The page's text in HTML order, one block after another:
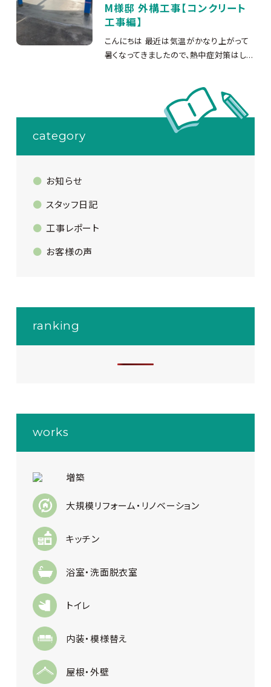
M様邸 外構工事【コンクリート
工事編】
こんにちは 最近は気温がかなり上がって
暑くなってきましたので、熱中症対策はし...
category
お知らせ
スタッフ日記
工事レポート
お客様の声
ranking
works
増築
大規模リフォーム・リノベーション
キッチン
浴室・洗面脱衣室
トイレ
内装・模様替え
屋根・外壁